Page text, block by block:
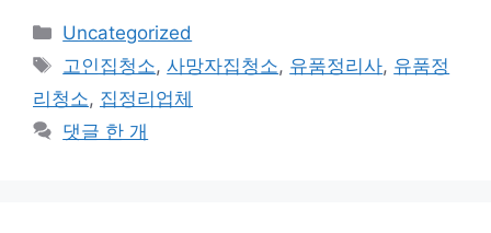
카
테
리
Uncategorized
태
그
고인집청소,사망자집청소, 유품정리사, 유품정
리청소, 집정리업체
댓글 한 개